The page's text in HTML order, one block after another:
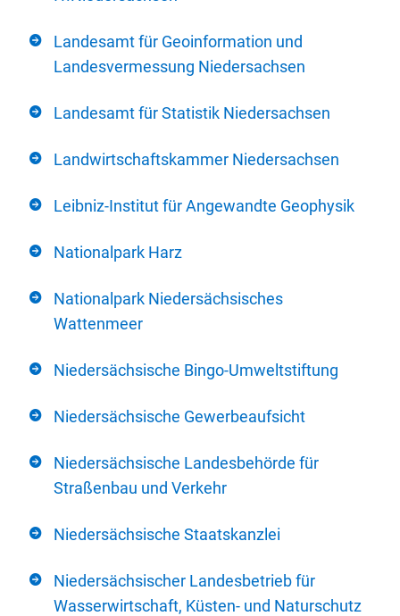
Landesamt für Geoinformation und
Landesvermessung Niedersachsen
Landesamt für Statistik Niedersachsen
Landwirtschaftskammer Niedersachsen
Leibniz-Institut für Angewandte Geophysik
Nationalpark Harz
Nationalpark Niedersächsisches
Wattenmeer
Niedersächsische Bingo-Umweltstiftung
Niedersächsische Gewerbeaufsicht
Niedersächsische Landesbehörde für
Straßenbau und Verkehr
Niedersächsische Staatskanzlei
Niedersächsischer Landesbetrieb für
Wasserwirtschaft, Küsten- und Naturschutz